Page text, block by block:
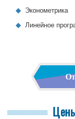
Эконометрика
Линейное